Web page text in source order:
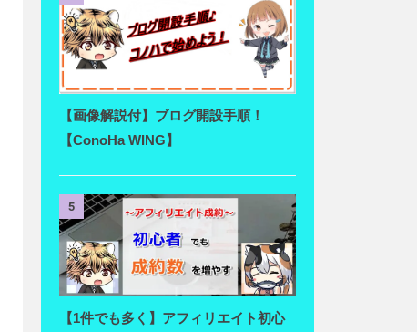
【画像解説付】ブログ開設手順！
【ConoHa WING】
5
【1件でも多く】アフィリエイト初心